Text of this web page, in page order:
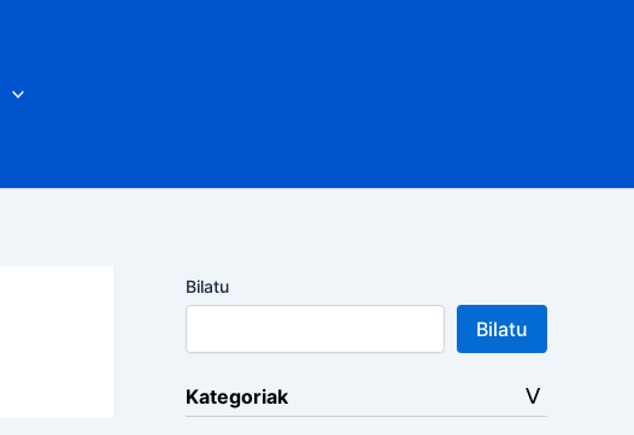
Bilatu
Bilatu
Kategoriak